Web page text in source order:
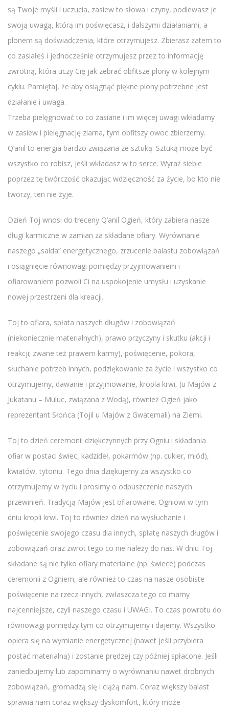
są Twoje myśli i uczucia, zasiew to słowa i czyny, podlewasz je
swoją uwagą, którą im poświęcasz, i dalszymi działaniami, a
plonem są doświadczenia, które otrzymujesz. Zbierasz zatem to
co zasiałeś i jednocześnie otrzymujesz przez to informację
zwrotną, która uczy Cię jak zebrać obfitsze plony w kolejnym
cyklu. Pamiętaj, że aby osiągnąć piękne plony potrzebne jest
działanie i uwaga.
Trzeba pielęgnować to co zasiane i im więcej uwagi wkładamy
w zasiew i pielęgnację ziarna, tym obfitszy owoc zbierzemy.
Q’anil to energia bardzo związana ze sztuką. Sztuką może być
wszystko co robisz, jeśli wkładasz w to serce. Wyraź siebie
poprzez tę twórczość okazując wdzięczność za życie, bo kto nie
tworzy, ten nie żyje.
Dzień Toj wnosi do treceny Q’anil Ogień, który zabiera nasze
długi karmiczne w zamian za składane ofiary. Wyrównanie
naszego „salda” energetycznego, zrzucenie balastu zobowiązań
i osiągnięcie równowagi pomiędzy przyjmowaniem i
ofiarowaniem pozwoli Ci na uspokojenie umysłu i uzyskanie
nowej przestrzeni dla kreacji.
Toj to ofiara, spłata naszych długów i zobowiązań
(niekoniecznie materialnych), prawo przyczyny i skutku (akcji i
reakcji; zwane też prawem karmy), poświęcenie, pokora,
słuchanie potrzeb innych, podziękowanie za życie i wszystko co
otrzymujemy, dawanie i przyjmowanie, kropla krwi, (u Majów z
Jukatanu – Muluc, związana z Wodą), również Ogień jako
reprezentant Słońca (Tojil u Majów z Gwatemali) na Ziemi.
Toj to dzień ceremonii dziękczynnych przy Ogniu i składania
ofiar w postaci świec, kadzideł, pokarmów (np. cukier, miód),
kwiatów, tytoniu. Tego dnia dziękujemy za wszystko co
otrzymujemy w życiu i prosimy o odpuszczenie naszych
przewinień. Tradycją Majów jest ofiarowane. Ogniowi w tym
dniu kropli krwi. Toj to również dzień na wysłuchanie i
poświęcenie swojego czasu dla innych, spłatę naszych długów i
zobowiązań oraz zwrot tego co nie należy do nas. W dniu Toj
składane są nie tylko ofiary materialne (np. świece) podczas
ceremonii z Ogniem, ale również to czas na nasze osobiste
poświęcenie na rzecz innych, zwłaszcza tego co mamy
najcenniejsze, czyli naszego czasu i UWAGI. To czas powrotu do
równowagi pomiędzy tym co otrzymujemy i dajemy. Wszystko
opiera się na wymianie energetycznej (nawet jeśli przybiera
postać materialną) i zostanie prędzej czy później spłacone. Jeśli
zaniedbujemy lub zapominamy o wyrównaniu nawet drobnych
zobowiązań, gromadzą się i ciążą nam. Coraz większy balast
sprawia nam coraz większy dyskomfort, który może